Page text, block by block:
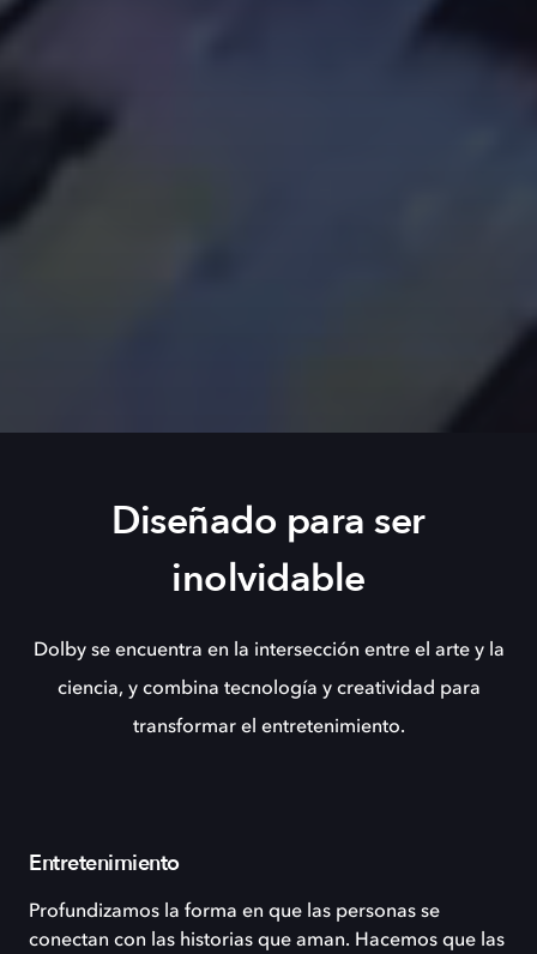
Diseñado para ser
inolvidable
Dolby se encuentra en la intersección entre el arte y la
ciencia, y combina tecnología y creatividad para
transformar el entretenimiento.
Entretenimiento
Profundizamos la forma en que las personas se
conectan con las historias que aman. Hacemos que las